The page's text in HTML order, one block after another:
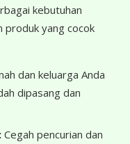
kebutuhan
produk yang cocok
dan keluarga Anda
dipasang dan
Cegah pencurian dan